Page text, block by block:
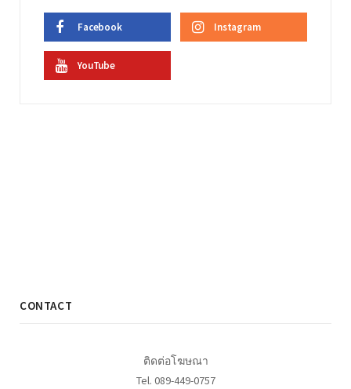
Facebook Instagram
YouTube
CONTACT
ติดต่อโฆษณา
Tel. 089-449-0757